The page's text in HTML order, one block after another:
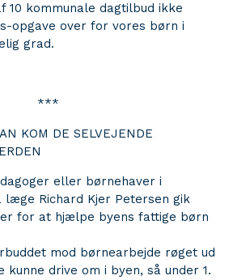
10 kommunale dagtilbud ikke
opgave over for vores børn i
grad.
***
KOM DE SELVEJENDE
eller børnehaver i
læge Richard Kjer Petersen gik
for at hjælpe byens fattige børn
mod børnearbejde røget ud
drive om i byen, så under 1.